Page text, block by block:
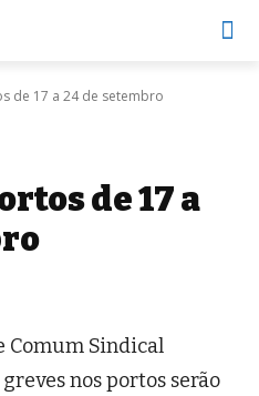
de 17 a 24 de setembro
de 17 a
Comum Sindical
nos portos serão